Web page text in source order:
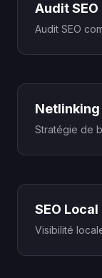
Audit
Audit SEO
Stratégie de
SEO
Visibilité